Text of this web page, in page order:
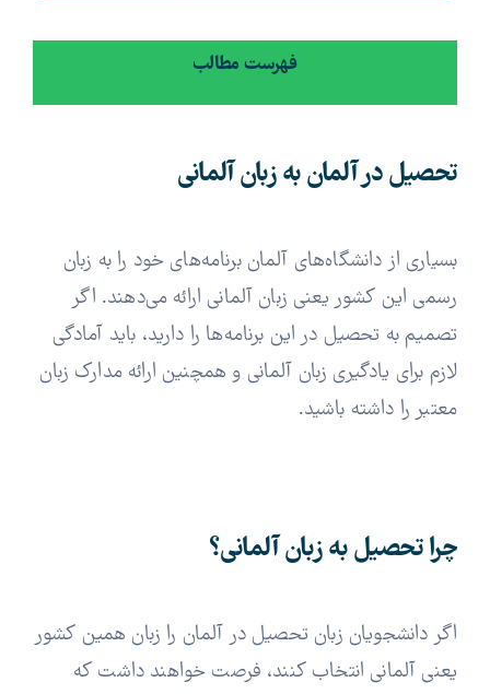
فهرست مطالب
تحصیل در آلمان به زبان آلمانی
بسیاری از دانشگاه‌های آلمان برنامه‌های خود را به زبان
رسمی این کشور یعنی زبان آلمانی ارائه می‌دهند. اگر
تصمیم به تحصیل در این برنامه‌ها را دارید، باید آمادگی
لازم برای یادگیری زبان آلمانی و همچنین ارائه مدارک زبان
معتبر را داشته باشید.
چرا تحصیل به زبان آلمانی؟
اگر دانشجویان زبان تحصیل در آلمان را زبان همین کشور
یعنی آلمانی انتخاب کنند، فرصت خواهند داشت که